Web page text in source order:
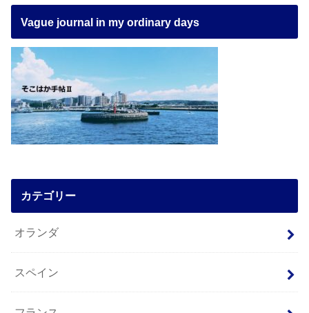
Vague journal in my ordinary days
カテゴリー
オランダ
スペイン